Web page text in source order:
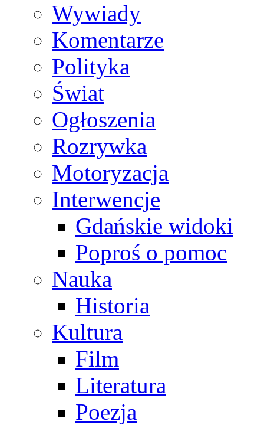
Wywiady
Komentarze
Polityka
Świat
Ogłoszenia
Rozrywka
Motoryzacja
Interwencje
Gdańskie widoki
Poproś o pomoc
Nauka
Historia
Kultura
Film
Literatura
Poezja